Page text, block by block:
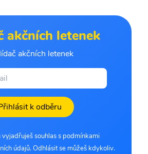
akčních letenek
akčních letenek
k odběru
vyjadřuješ souhlas s podmínkami
údajů. Odhlásit se můžeš kdykoliv.